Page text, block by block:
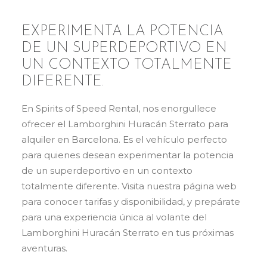
EXPERIMENTA LA POTENCIA
DE UN SUPERDEPORTIVO EN
UN CONTEXTO TOTALMENTE
DIFERENTE.
En Spirits of Speed Rental, nos enorgullece
ofrecer el Lamborghini Huracán Sterrato para
alquiler en Barcelona. Es el vehículo perfecto
para quienes desean experimentar la potencia
de un superdeportivo en un contexto
totalmente diferente. Visita nuestra página web
para conocer tarifas y disponibilidad, y prepárate
para una experiencia única al volante del
Lamborghini Huracán Sterrato en tus próximas
aventuras.